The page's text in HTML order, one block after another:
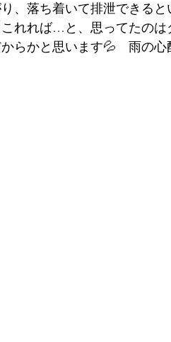
、落ち着いて排泄できる
これれば…と、思ってたの
らかと思います💦　雨の